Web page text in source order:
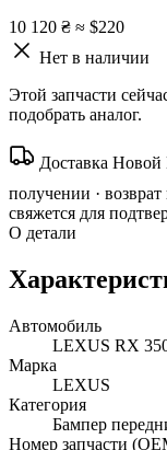
10 120 ₴ ≈ $220
Нет в наличии
Этой запчасти
подобрать аналог.
Доставка
получении ·
свяжется для
О детали
Автомобиль
LEXUS RX
Марка
LEXUS
Категория
Бампер
Номер запчасти